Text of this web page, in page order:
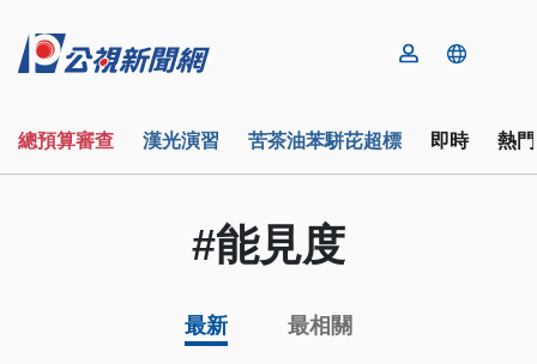
總預算審查 漢光演習 苦茶油苯駢芘超標 即時 熱
#能見度
最新 最相關